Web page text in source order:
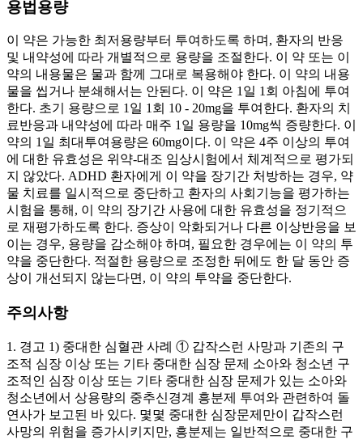
용법용량
이 약은 가능한 최저용량부터 투여하도록 하며, 환자의 반응
및 내약성에 따라 개별적으로 용량을 조절한다. 이 약 또는 이
약의 내용물은 물과 함께 그대로 복용해야 한다. 이 약의 내용
물을 씹거나 분쇄해서는 안된다. 이 약은 1일 1회 아침에 투여
한다. 초기 용량으로 1일 1회 10 - 20mg을 투여한다. 환자의 치
료반응과 내약성에 따라 매주 1일 용량을 10mg씩 증량한다. 이
약의 1일 최대투여용량은 60mg이다. 이 약은 4주 이상의 투여
에 대한 유효성은 위약-대조 임상시험에서 체계적으로 평가되
지 않았다. ADHD 환자에게 이 약을 장기간 처방하는 경우, 약
물 치료를 일시적으로 중단하고 환자의 사회기능을 평가하는
시험을 통해, 이 약의 장기간 사용에 대한 유효성을 정기적으
로 재평가하도록 한다. 증상이 악화되거나 다른 이상반응을 보
이는 경우, 용량을 감소해야 하며, 필요한 경우에는 이 약의 투
약을 중단한다. 적절한 용량으로 조정한 뒤에도 한 달 동안 증
상이 개선되지 않는다면, 이 약의 투약을 중단한다.
주의사항
1. 경고 1) 중대한 심혈관 사례 ① 갑작스런 사망과 기존의 구
조적 심장 이상 또는 기타 중대한 심장 문제 소아와 청소년 구
조적인 심장 이상 또는 기타 중대한 심장 문제가 있는 소아와
청소년에서 상용량의 중추신경계 흥분제 투여와 관련하여 돌
연사가 보고된 바 있다. 몇몇 중대한 심장문제만이 갑작스런
사망의 위험을 증가시키지만, 흥분제는 일반적으로 중대한 구